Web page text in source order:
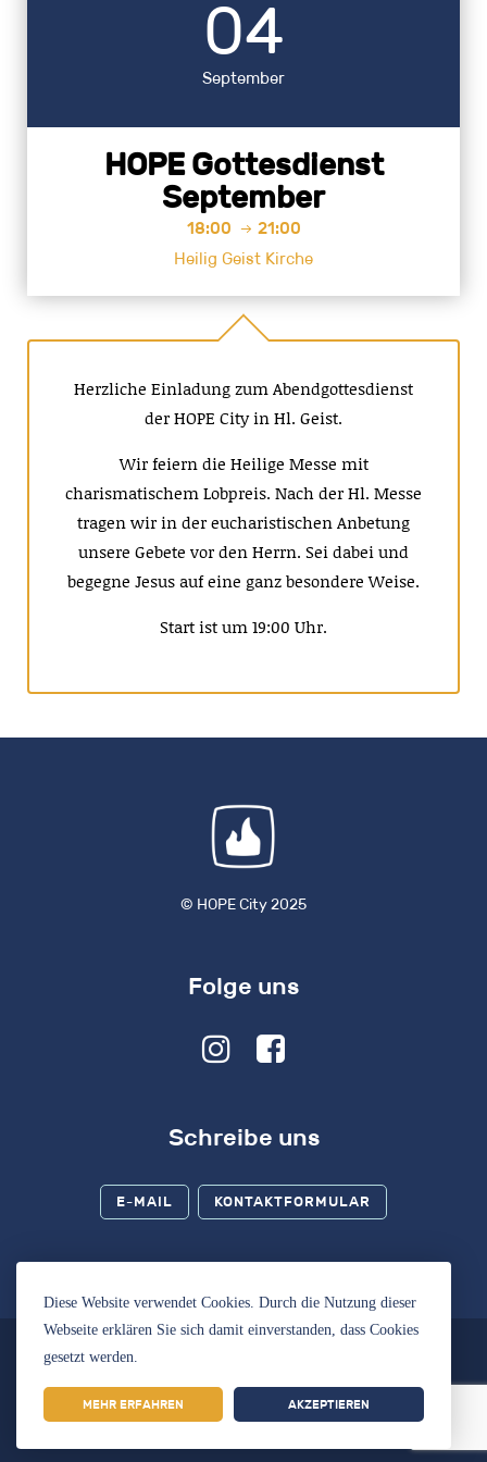
Diese Website verwendet Cookies. Durch die Nutzung dieser
Webseite erklären Sie sich damit einverstanden, dass Cookies
gesetzt werden.
MEHR ERFAHREN AKZEPTIEREN
04
September
HOPE Gottesdienst
September
18:00  21:00
Heilig Geist Kirche
Herzliche Einladung zum Abendgottesdienst
der HOPE City in Hl. Geist.
Wir feiern die Heilige Messe mit
charismatischem Lobpreis. Nach der Hl. Messe
tragen wir in der eucharistischen Anbetung
unsere Gebete vor den Herrn. Sei dabei und
begegne Jesus auf eine ganz besondere Weise.
Start ist um 19:00 Uhr.
© HOPE City 2025
Folge uns
Schreibe uns
E-MAIL KONTAKTFORMULAR